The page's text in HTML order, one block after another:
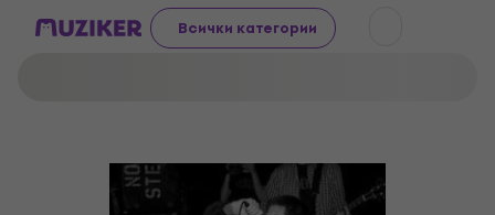
Всички категории